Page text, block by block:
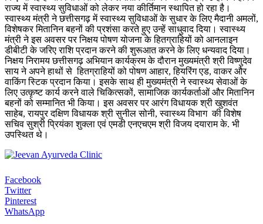
राज्य में स्वास्थ्य सुविधाओं को लेकर नया कीर्तिमान स्थापित हो रहा है।
स्वास्थ्य मंत्री ने छत्तीसगढ़ में स्वास्थ्य सुविधाओं के सुधार के लिए मैदानी अमलों,
विशेषकर मितानिन बहनों की प्रशंसा करते हुए उन्हें साधुवाद दिया। स्वास्थ्य
मंत्री ने इस अवसर पर निक्षय पोषण योजना के हितग्राहियों को आनलाइन
डीबीटी के जरिए राशि प्रदान करने की शुरूआत करने के लिए धन्यवाद दिया।
निक्षय निरामय छत्तीसगढ़ अभियान कार्यक्रम के दौरान मुख्यमंत्री श्री विष्णुदेव
साय ने अपने हाथों से हितग्राहियों को पोषण आहार, हियरिंग एड, वाकर और
वाकिंग स्टिक प्रदान किया। इसके साथ ही मुख्यमंत्री ने स्वास्थ्य सेवाओं के
लिए उत्कृष्ट कार्य करने वाले चिकित्सकों, सामाजिक कार्यकर्ताओं और मितानिन
बहनों को सम्मानित भी किया। इस अवसर पर आरंग विधायक श्री खुशवंत
साहेब, रायपुर दक्षिण विधायक श्री सुनील सोनी, स्वास्थ्य विभाग की विशेष
सचिव सुश्री प्रियंका शुक्ला एवं एमडी एनएचएम श्री विजय दयाराम के. भी
उपस्थित थे।
Facebook
Twitter
Pinterest
WhatsApp